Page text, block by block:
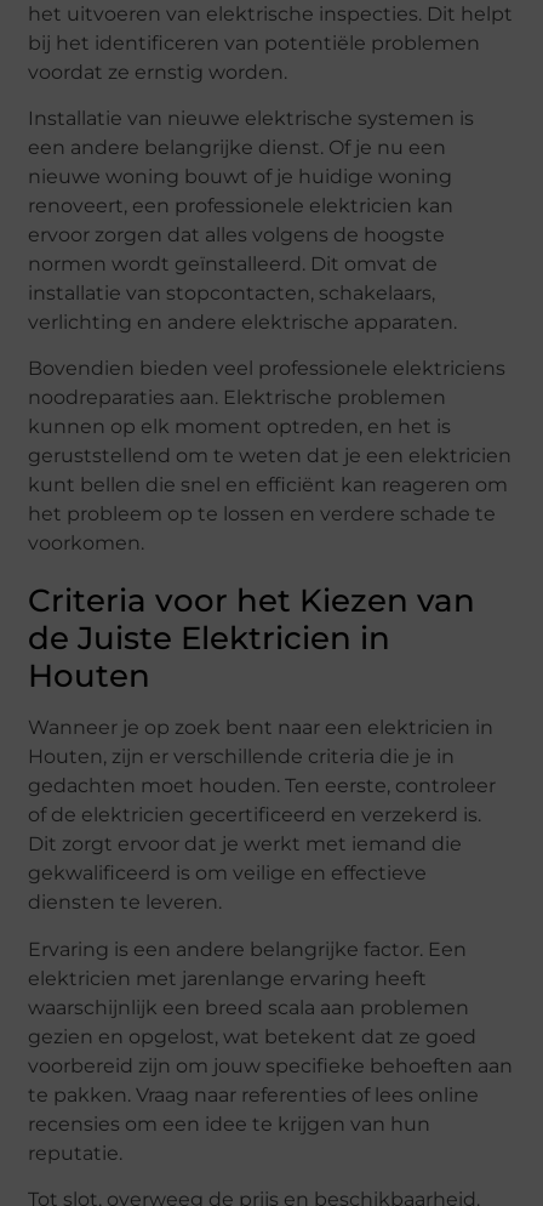
het uitvoeren van elektrische inspecties. Dit helpt
bij het identificeren van potentiële problemen
voordat ze ernstig worden.
Installatie van nieuwe elektrische systemen is
een andere belangrijke dienst. Of je nu een
nieuwe woning bouwt of je huidige woning
renoveert, een professionele elektricien kan
ervoor zorgen dat alles volgens de hoogste
normen wordt geïnstalleerd. Dit omvat de
installatie van stopcontacten, schakelaars,
verlichting en andere elektrische apparaten.
Bovendien bieden veel professionele elektriciens
noodreparaties aan. Elektrische problemen
kunnen op elk moment optreden, en het is
geruststellend om te weten dat je een elektricien
kunt bellen die snel en efficiënt kan reageren om
het probleem op te lossen en verdere schade te
voorkomen.
Criteria voor het Kiezen van
de Juiste Elektricien in
Houten
Wanneer je op zoek bent naar een elektricien in
Houten, zijn er verschillende criteria die je in
gedachten moet houden. Ten eerste, controleer
of de elektricien gecertificeerd en verzekerd is.
Dit zorgt ervoor dat je werkt met iemand die
gekwalificeerd is om veilige en effectieve
diensten te leveren.
Ervaring is een andere belangrijke factor. Een
elektricien met jarenlange ervaring heeft
waarschijnlijk een breed scala aan problemen
gezien en opgelost, wat betekent dat ze goed
voorbereid zijn om jouw specifieke behoeften aan
te pakken. Vraag naar referenties of lees online
recensies om een idee te krijgen van hun
reputatie.
Tot slot, overweeg de prijs en beschikbaarheid.